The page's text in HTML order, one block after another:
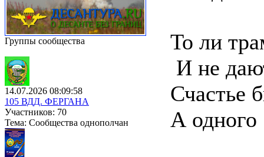
Группы сообщества
14.07.2026 08:09:58
105 ВДД. ФЕРГАНА
Участников: 70
Тема: Сообщества однополчан
То ли
И не
Счастье
А одного